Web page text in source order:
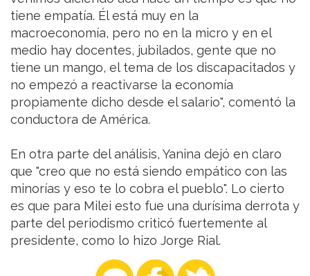
tiene empatía. Él está muy en la
macroeconomía, pero no en la micro y en el
medio hay docentes, jubilados, gente que no
tiene un mango, el tema de los discapacitados y
no empezó a reactivarse la economía
propiamente dicho desde el salario", comentó la
conductora de América.
En otra parte del análisis, Yanina dejó en claro
que "creo que no está siendo empático con las
minorías y eso te lo cobra el pueblo". Lo cierto
es que para Milei esto fue una durísima derrota y
parte del periodismo criticó fuertemente al
presidente, como lo hizo Jorge Rial.